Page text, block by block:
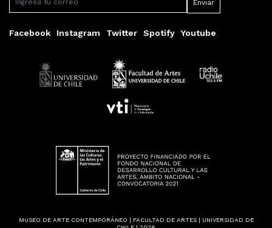
Facebook Instagram Twitter Spotify Youtube
MUSEO DE ARTE CONTEMPORÁNEO | FACULTAD DE ARTES | UNIVERSIDAD DE